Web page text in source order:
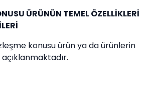
ÜRÜNÜN TEMEL ÖZELLİKLERİ
konusu ürün ya da ürünlerin